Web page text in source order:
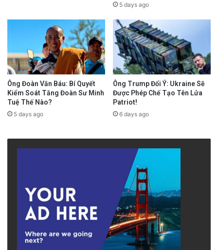
5 days ago
Ông Đoàn Văn Báu: Bí Quyết
Kiểm Soát Tăng Đoàn Sư Minh
Tuệ Thế Nào?
5 days ago
Ông Trump Đổi Ý: Ukraine Sẽ
Được Phép Chế Tạo Tên Lửa
Patriot!
6 days ago